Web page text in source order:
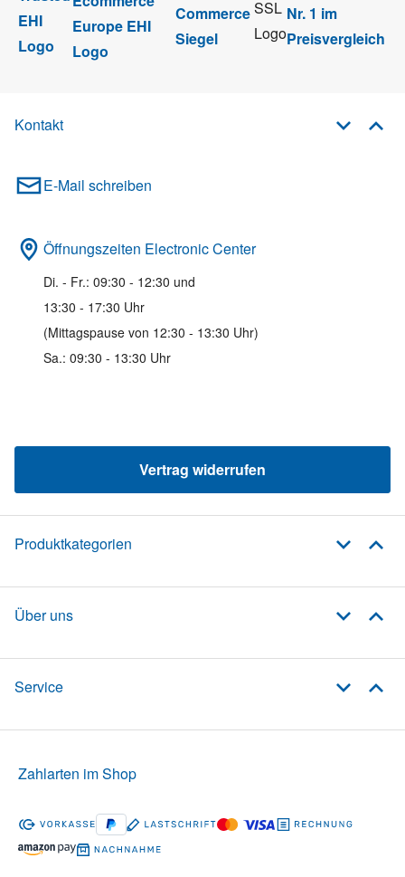
Kontakt
E-Mail schreiben
Öffnungszeiten Electronic Center
Di. - Fr.: 09:30 - 12:30 und
13:30 - 17:30 Uhr
(Mittagspause von 12:30 - 13:30 Uhr)
Sa.: 09:30 - 13:30 Uhr
Vertrag widerrufen
Produktkategorien
Über uns
Service
Zahlarten im Shop